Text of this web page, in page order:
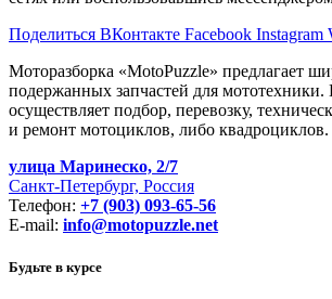
Поделиться ВКонтакте Facebook Instagram
Моторазборка «MotoPuzzle» предлагает
подержанных запчастей для
осуществляет подбор, перевозку,
и ремонт мотоциклов, либо квадроциклов.
улица Маринеско, 2/7
Санкт-Петербург, Россия
Телефон: +7 (903) 093-65-56
E-mail: info@motopuzzle.net
Будьте в курсе